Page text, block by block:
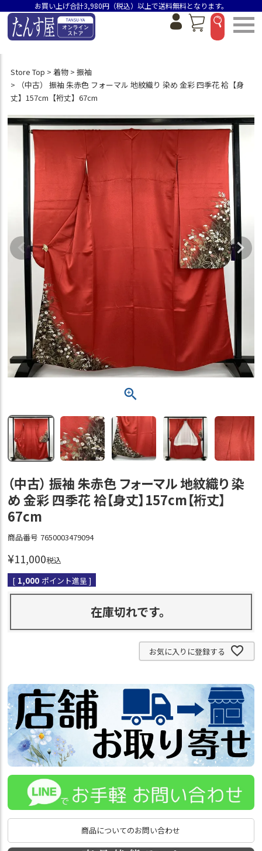
お買い上げ合計3,980円（税込）以上で送料無料となります。
Store Top 着物
振袖
（中古） 振袖 朱赤色 フォーマル 地紋織り 染め 金彩 四季花 袷【身
丈】157cm【裄丈】67cm
（中古） 振袖 朱赤色 フォーマル 地紋織り 染
め 金彩 四季花 袷【身丈】157cm【裄丈】
67cm
商品番号 7650003479094
¥11,000税込
[ 1,000 ポイント進呈 ]
在庫切れです。
お気に入りに登録する
商品についてのお問い合わせ